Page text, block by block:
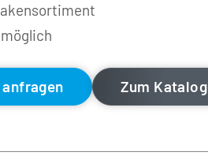
Zum Katalog